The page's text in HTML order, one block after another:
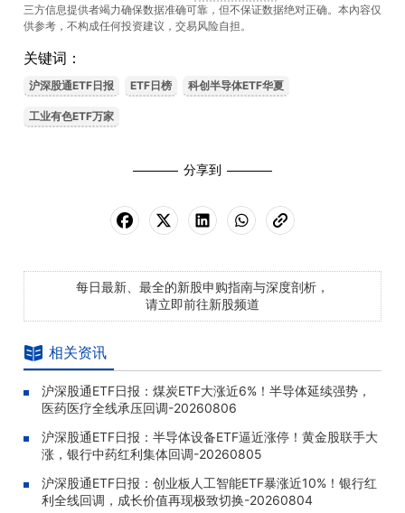
三方信息提供者竭力确保数据准确可靠，但不保证数据绝对正确。本內容仅
供参考，不构成任何投资建议，交易风险自担。
关键词：
沪深股通ETF日报 ETF日榜 科创半导体ETF华夏
工业有色ETF万家
分享到
每日最新、最全的新股申购指南与深度剖析，
请立即前往新股频道
相关资讯
沪深股通ETF日报：煤炭ETF大涨近6%！半导体延续强势，
医药医疗全线承压回调-20260806
沪深股通ETF日报：半导体设备ETF逼近涨停！黄金股联手大
涨，银行中药红利集体回调-20260805
沪深股通ETF日报：创业板人工智能ETF暴涨近10%！银行红
利全线回调，成长价值再现极致切换-20260804